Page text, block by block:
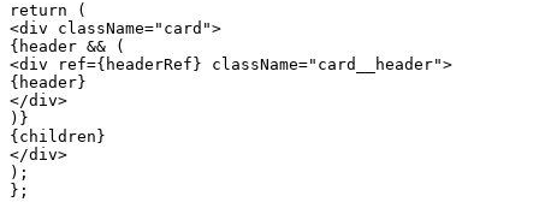
return (
<div className="card">
{header && (
<div ref={headerRef} className="card__header">
{header}
</div>
)}
{children}
</div>
);
};